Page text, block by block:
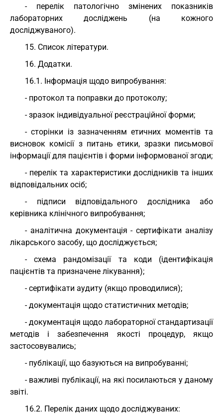
- перелік патологічно змінених показників
лабораторних досліджень (на кожного
досліджуваного).
15. Список літератури.
16. Додатки.
16.1. Інформація щодо випробування:
- протокол та поправки до протоколу;
- зразок індивідуальної реєстраційної форми;
- сторінки із зазначенням етичних моментів та
висновок комісії з питань етики, зразки письмової
інформації для пацієнтів і форми інформованої згоди;
- перелік та характеристики дослідників та інших
відповідальних осіб;
- підписи відповідального дослідника або
керівника клінічного випробування;
- аналітична документація - сертифікати аналізу
лікарського засобу, що досліджується;
- схема рандомізації та коди (ідентифікація
пацієнтів та призначене лікування);
- сертифікати аудиту (якщо проводилися);
- документація щодо статистичних методів;
- документація щодо лабораторної стандартизації
методів і забезпечення якості процедур, якщо
застосовувались;
- публікації, що базуються на випробуванні;
- важливі публікації, на які посилаються у даному
звіті.
16.2. Перелік даних щодо досліджуваних: